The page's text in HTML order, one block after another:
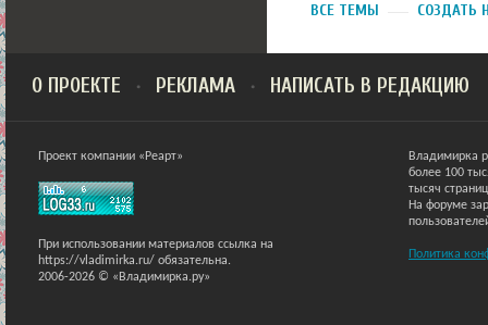
ВСЕ ТЕМЫ СОЗДАТЬ
О ПРОЕКТЕ РЕКЛАМА НАПИСАТЬ В РЕДАКЦИЮ
Проект компании «Реарт»
При использовании материалов ссылка на
https://vladimirka.ru/ обязательна.
2006-2026 © «Владимирка.ру»
Владимирка
более 100
тысяч
На форуме
Политика